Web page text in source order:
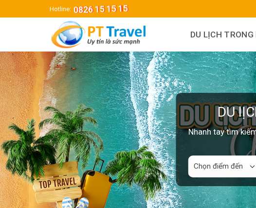
to
Hotline: 0826 15 15 15
DU LỊCH TRONG
DU
Nhanh tay tìm